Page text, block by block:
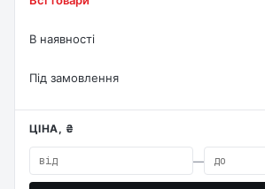
В наявності
Під замовлення
ЦІНА, ₴
—